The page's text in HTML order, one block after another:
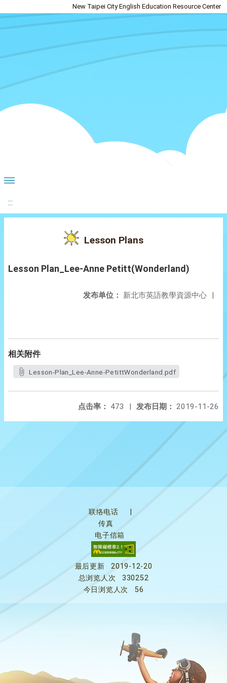
New Taipei City English Education Resource Center
:::
Lesson Plans
Lesson Plan_Lee-Anne Petitt(Wonderland)
发布单位： 新北市英語教學資源中心 |
相关附件
Lesson-Plan_Lee-Anne-PetittWonderland.pdf
发布日期： 2019-11-26
点击率： 473 |
联络电话
传真
电子信箱
最后更新
2019-12-20
总浏览人次
330252
今日浏览人次
56